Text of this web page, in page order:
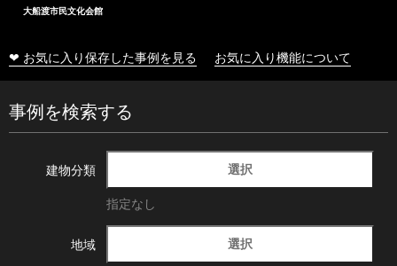
大船渡市民文化会館
❤ お気に入り保存した事例を見る お気に入り機能について
事例を検索する
建物分類 選択
指定なし
地域 選択